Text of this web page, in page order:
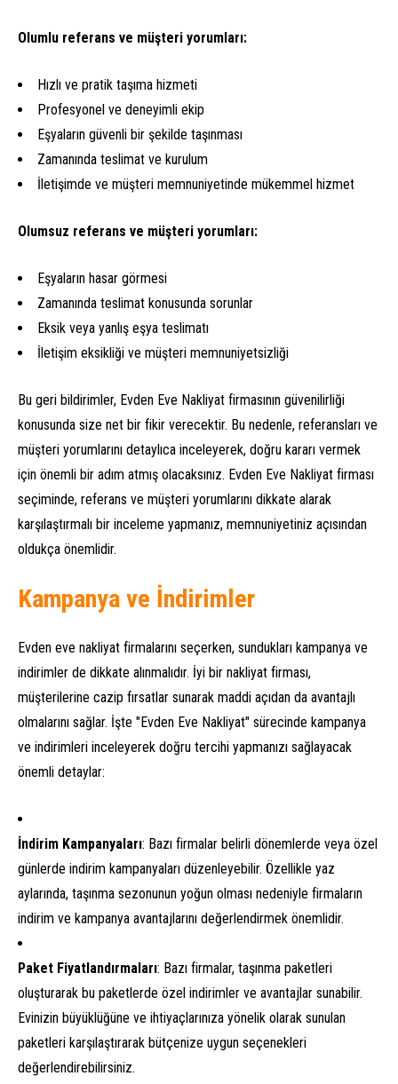
Olumlu referans ve müşteri yorumları:
Hızlı ve pratik taşıma hizmeti
Profesyonel ve deneyimli ekip
Eşyaların güvenli bir şekilde taşınması
Zamanında teslimat ve kurulum
İletişimde ve müşteri memnuniyetinde mükemmel hizmet
Olumsuz referans ve müşteri yorumları:
Eşyaların hasar görmesi
Zamanında teslimat konusunda sorunlar
Eksik veya yanlış eşya teslimatı
İletişim eksikliği ve müşteri memnuniyetsizliği
Bu geri bildirimler, Evden Eve Nakliyat firmasının güvenilirliği
konusunda size net bir fikir verecektir. Bu nedenle, referansları ve
müşteri yorumlarını detaylıca inceleyerek, doğru kararı vermek
için önemli bir adım atmış olacaksınız. Evden Eve Nakliyat firması
seçiminde, referans ve müşteri yorumlarını dikkate alarak
karşılaştırmalı bir inceleme yapmanız, memnuniyetiniz açısından
oldukça önemlidir.
Kampanya ve İndirimler
Evden eve nakliyat firmalarını seçerken, sundukları kampanya ve
indirimler de dikkate alınmalıdır. İyi bir nakliyat firması,
müşterilerine cazip fırsatlar sunarak maddi açıdan da avantajlı
olmalarını sağlar. İşte "Evden Eve Nakliyat" sürecinde kampanya
ve indirimleri inceleyerek doğru tercihi yapmanızı sağlayacak
önemli detaylar:
İndirim Kampanyaları: Bazı firmalar belirli dönemlerde veya özel
günlerde indirim kampanyaları düzenleyebilir. Özellikle yaz
aylarında, taşınma sezonunun yoğun olması nedeniyle firmaların
indirim ve kampanya avantajlarını değerlendirmek önemlidir.
Paket Fiyatlandırmaları: Bazı firmalar, taşınma paketleri
oluşturarak bu paketlerde özel indirimler ve avantajlar sunabilir.
Evinizin büyüklüğüne ve ihtiyaçlarınıza yönelik olarak sunulan
paketleri karşılaştırarak bütçenize uygun seçenekleri
değerlendirebilirsiniz.